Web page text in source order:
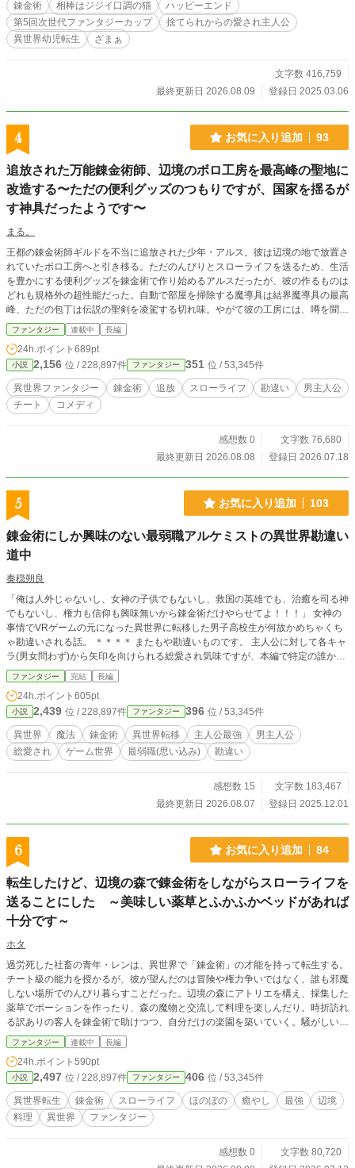
お父さんに訪れる災難をこっそり解決していく。 全ては、
大好きなお父さんとのいつも通りの平穏な毎日のために。 ー
ーーー ・2025年アルファポリス「第5回次世代ファンタジー
刊行 ・2026年3月9日 2巻刊行 ・2026年7月8日 3巻刊行
・旧題：赤ちゃん錬金術師の恩返し
錬金術 相棒はジジイ口調の猫
ハッピーエンド
第5回次世代ファンタジーカップ
捨てられからの愛され主人公
異世界幼児転生
ざまぁ
文字数 416,759
最終更新日 2026.08.09
登録日 2025.03.06
4 お気に入り追加 93
追放された万能錬金術師、辺境のボロ工房を最高峰の聖地に
改造する〜ただの便利グッズのつもりですが、国家を揺るが
す神具だったようです〜
まる。
王都の錬金術師ギルドを不当に追放された少年・アルス。彼は辺境の地で放置さ
れていたボロ工房へと引き移る。ただのんびりとスローライフを送るため、生活
を豊かにする便利グッズを錬金術で作り始めるアルスだったが、彼の作るものは
どれも規格外の超性能だった。自動で部屋を掃除する魔導具は結界魔導具の最高
峰、ただの包丁は伝説の聖剣を凌駕する切れ味。やがて彼の工房には、噂を聞き
つけた美少女冒険者やエルフの職人、果てには帝国の大物までが集まり、いつの
間にか世界で最も注目される聖地へと変貌していく。無自覚な天才が贈る、もの
づくりファンタジー！
ファンタジー 連載中 長編
24h.ポイント 689pt
小説 2,156 位 / 228,897件 ファンタジー 351 位 / 53,345件
異世界ファンタジー 錬金術 追放 スローライフ 勘違い
男主人公
チート
コメディ
感想数 0
文字数 76,680
最終更新日 2026.08.08
登録日 2026.07.18
5 お気に入り追加 103
錬金術にしか興味のない最弱職アルケミストの異世界勘違い
道中
奏穏朔良
「俺は人外じゃないし、女神の子供でもないし、救国の英雄でも、治癒を司る神
でもないし、権力も信仰も興味無いから錬金術だけやらせてよ！！！」 女神の
事情でVRゲームの元になった異世界に転移した男子高校生が何故かめちゃくち
ゃ勘違いされる話。 ＊＊＊＊ またもや勘違いものです。 主人公に対して各キャ
ラ(男女問わず)から矢印を向けられる総愛され気味ですが、本編で特定の誰かと
くっ付くことはありません。 2026年8月7日に本編完結しました。 感想！貰えた
ら！！嬉しいです！！
ファンタジー 完結 長編
24h.ポイント 605pt
小説 2,439 位 / 228,897件 ファンタジー 396 位 / 53,345件
異世界 魔法 錬金術 異世界転移 主人公最強
男主人公
総愛され
ゲーム世界 最弱職(思い込み) 勘違い
感想数 15
文字数 183,467
最終更新日 2026.08.07
登録日 2025.12.01
6 お気に入り追加 84
転生したけど、辺境の森で錬金術をしながらスローライフを
送ることにした ～美味しい薬草とふかふかベッドがあれば
十分です～
ホタ
過労死した社畜の青年・レンは、異世界で「錬金術」の才能を持って転生する。
チート級の能力を授かるが、彼が望んだのは冒険や権力争いではなく、誰も邪魔
しない場所でのんびり暮らすことだった。辺境の森にアトリエを構え、採集した
薬草でポーションを作ったり、森の魔物と交流して料理を楽しんだり。時折訪れ
る訳ありの客人を錬金術で助けつつ、自分だけの楽園を築いていく。騒がしい都
会を離れ、四季の移ろいと温かいスープ、そしてふかふかのベッドを愛する、至
高のスローライフ・ファンタジー。
ファンタジー 連載中 長編
24h.ポイント 590pt
小説 2,497 位 / 228,897件 ファンタジー 406 位 / 53,345件
異世界転生 錬金術 スローライフ ほのぼの 癒やし 最強
辺境
料理
異世界 ファンタジー
感想数 0
文字数 80,720